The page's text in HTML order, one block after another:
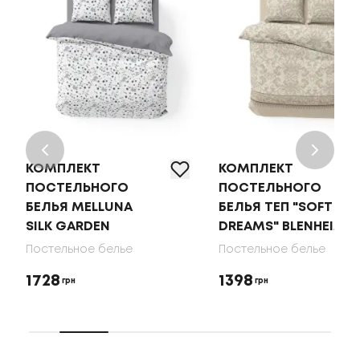
КОМПЛЕКТ
ПОСТЕЛЬНОГО
БЕЛЬЯ MELLUNA
SILK GARDEN
Постельное белье
1728 грн
КОМПЛЕКТ
ПОСТЕЛЬНОГО
БЕЛЬЯ ТЕП "SOFT
DREAMS" BLENHEIM
Постельное белье
1398 грн